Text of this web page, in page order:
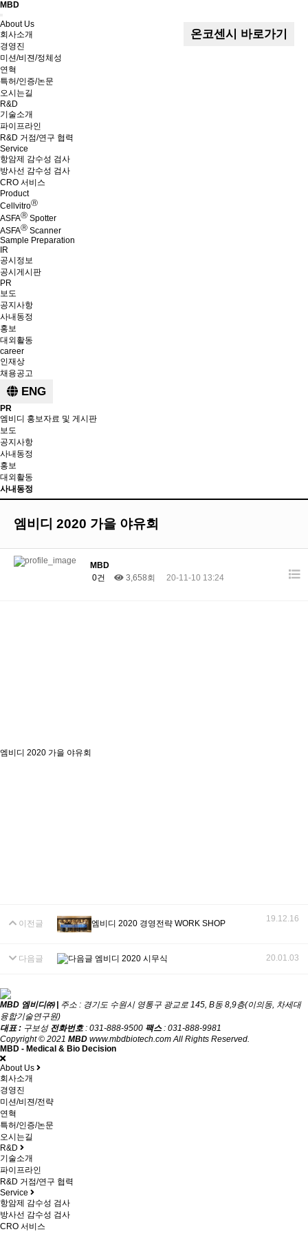
MBD
Menu
About Us
회사소개
경영진
미션/비젼/정체성
연혁
특허/인증/논문
오시는길
R&D
기술소개
파이프라인
R&D 거점/연구 협력
Service
항암제 감수성 검사
방사선 감수성 검사
CRO 서비스
Product
CellvitroⓇ
ASFAⓇ Spotter
ASFAⓇ Scanner
Sample Preparation
IR
공시정보
공시게시판
PR
보도
공지사항
사내동정
홍보
대외활동
career
인재상
채용공고
ENG
온코센시 바로가기
PR
엠비디 홍보자료 및 게시판
보도
공지사항
사내동정
홍보
대외활동
사내동정
엠비디 2020 가을 야유회
MBD
0건
3,658회 20-11-10 13:24
엠비디 2020 가을 야유회
이전글 엠비디 2020 경영전략 WORK SHOP
19.12.16
다음글 엠비디 2020 시무식 20.01.03
MBD 엠비디㈜ |
주소 : 경기도 수원시 영통구 광교로 145, B동 8,9층(이의동, 차세대
융합기술연구원)
대표 : 구보성 전화번호: 031-888-9500 팩스: 031-888-9981
Copyright © 2021 MBD www.mbdbiotech.com All Rights Reserved.
MBD - Medical & Bio Decision
About Us
회사소개
경영진
미션/비젼/전략
연혁
특허/인증/논문
오시는길
R&D
기술소개
파이프라인
R&D 거점/연구 협력
Service
항암제 감수성 검사
방사선 감수성 검사
CRO 서비스